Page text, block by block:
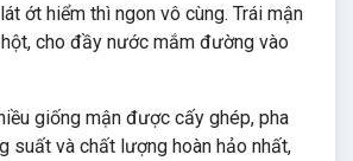
ớt hiểm thì ngon vô cùng. Trái mận
cho đầy nước mắm đường vào
giống mận được cấy ghép, pha
suất và chất lượng hoàn hảo nhất,